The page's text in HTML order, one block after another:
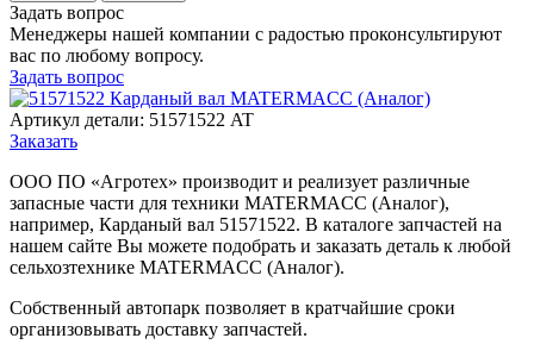
Задать вопрос
Менеджеры нашей компании с радостью проконсультируют
вас по любому вопросу.
Задать вопрос
Артикул детали: 51571522 AT
Заказать
ООО ПО «Агротех» производит и реализует различные
запасные части для техники MATERMACC (Аналог),
например, Карданый вал 51571522. В каталоге запчастей на
нашем сайте Вы можете подобрать и заказать деталь к любой
сельхозтехнике MATERMACC (Аналог).
Собственный автопарк позволяет в кратчайшие сроки
организовывать доставку запчастей.